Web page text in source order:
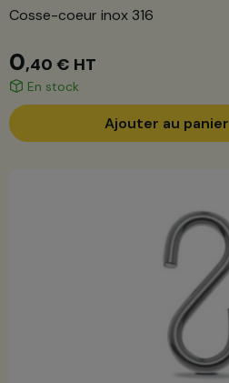
Cosse-coeur inox 316
0,40 € HT
En stock
Ajouter au panier